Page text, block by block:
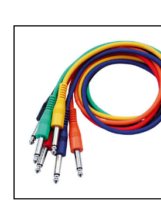
TARJOUKSET